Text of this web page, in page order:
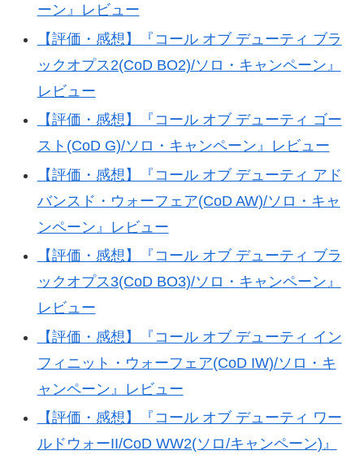
ーン』レビュー
【評価・感想】『コール オブ デューティ ブラ
ックオプス2(CoD BO2)/ソロ・キャンペーン』
レビュー
【評価・感想】『コール オブ デューティ ゴー
スト(CoD G)/ソロ・キャンペーン』レビュー
【評価・感想】『コール オブ デューティ アド
バンスド・ウォーフェア(CoD AW)/ソロ・キャ
ンペーン』レビュー
【評価・感想】『コール オブ デューティ ブラ
ックオプス3(CoD BO3)/ソロ・キャンペーン』
レビュー
【評価・感想】『コール オブ デューティ イン
フィニット・ウォーフェア(CoD IW)/ソロ・キ
ャンペーン』レビュー
【評価・感想】『コール オブ デューティ ワー
ルドウォーII/CoD WW2(ソロ/キャンペーン)』